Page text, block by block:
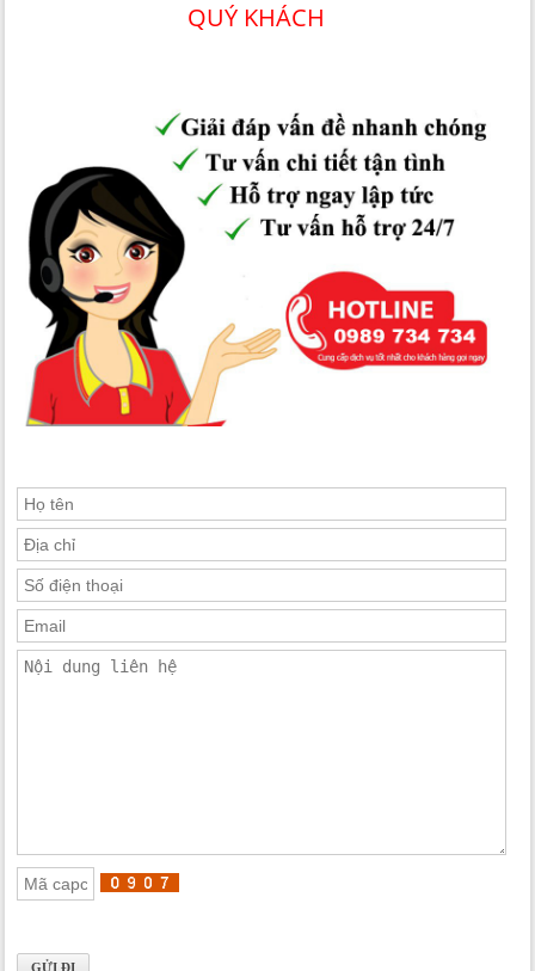
QUÝ KHÁCH